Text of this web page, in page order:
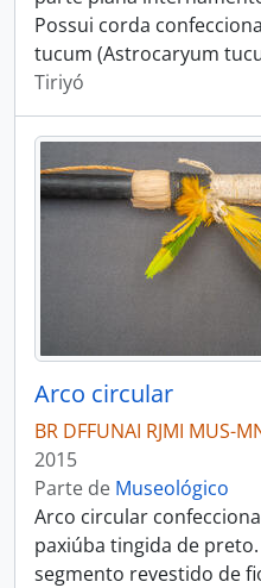
Possui corda
tucum (Astrocaryum
Tiriyó
Arco circular
BR DFFUNAI RJMI MUS-
2015
Parte de Museológico
Arco circular
paxiúba tingida de
segmento revestido de